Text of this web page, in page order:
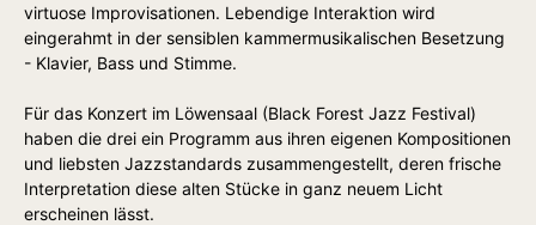
virtuose Improvisationen. Lebendige Interaktion wird
eingerahmt in der sensiblen kammermusikalischen Besetzung
- Klavier, Bass und Stimme.
Für das Konzert im Löwensaal (Black Forest Jazz Festival)
haben die drei ein Programm aus ihren eigenen Kompositionen
und liebsten Jazzstandards zusammengestellt, deren frische
Interpretation diese alten Stücke in ganz neuem Licht
erscheinen lässt.